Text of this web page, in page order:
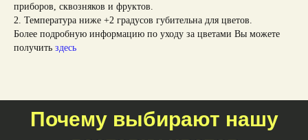
приборов, сквозняков и фруктов.
2. Температура ниже +2 градусов губительна для цветов.
Более подробную информацию по уходу за цветами Вы можете
получить здесь
Почему выбирают нашу